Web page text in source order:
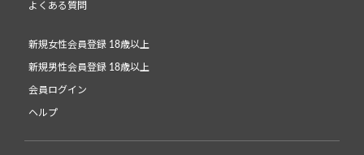
よくある質問
新規女性会員登録 18歳以上
新規男性会員登録 18歳以上
会員ログイン
ヘルプ